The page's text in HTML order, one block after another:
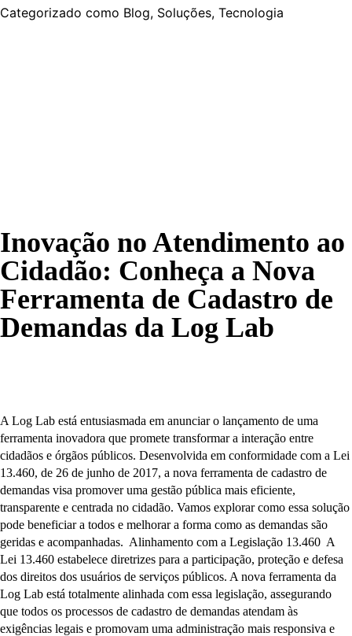
Categorizado como Blog, Soluções, Tecnologia
Inovação no Atendimento ao
Cidadão: Conheça a Nova
Ferramenta de Cadastro de
Demandas da Log Lab
A Log Lab está entusiasmada em anunciar o lançamento de uma
ferramenta inovadora que promete transformar a interação entre
cidadãos e órgãos públicos. Desenvolvida em conformidade com a Lei
13.460, de 26 de junho de 2017, a nova ferramenta de cadastro de
demandas visa promover uma gestão pública mais eficiente,
transparente e centrada no cidadão. Vamos explorar como essa solução
pode beneficiar a todos e melhorar a forma como as demandas são
geridas e acompanhadas. Alinhamento com a Legislação 13.460 A
Lei 13.460 estabelece diretrizes para a participação, proteção e defesa
dos direitos dos usuários de serviços públicos. A nova ferramenta da
Log Lab está totalmente alinhada com essa legislação, assegurando
que todos os processos de cadastro de demandas atendam às
exigências legais e promovam uma administração mais responsiva e